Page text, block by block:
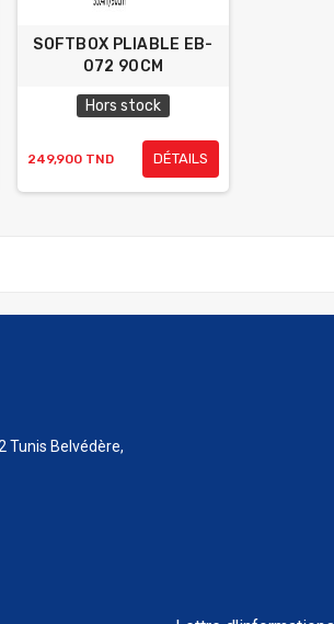
SOFTBOX PLIABLE EB-
072 90CM
Hors stock
249,900 TND DÉTAILS
Tunis Belvédère,